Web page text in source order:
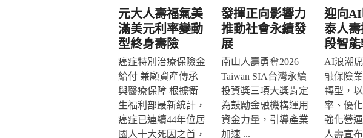
元大人壽福氣美
滿美元利率變動
型終身壽險
癌症特別治療保險金
給付 兼顧資產傳承
與醫療保障 根據衛
生福利部最新統計，
癌症已連續44年位居
國人十大死因之首，
發揮正向影響力
推動社會永續發
展
南山人壽勇奪2026
Taiwan SIA台灣永續
投資獎三項大獎肯定
為鼓勵金融機構運用
資金力量，引導產業
加速 ...
迎向
泰人
段智
AI浪潮
融保險
轉型，
率、優
強化營
人壽宣